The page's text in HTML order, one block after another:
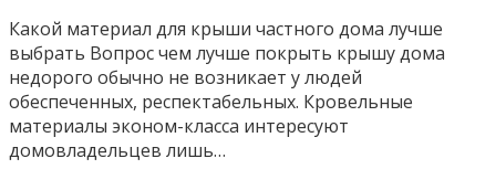
Какой материал для крыши частного дома лучше
выбрать Вопрос чем лучше покрыть крышу дома
недорого обычно не возникает у людей
обеспеченных, респектабельных. Кровельные
материалы эконом-класса интересуют
домовладельцев лишь…